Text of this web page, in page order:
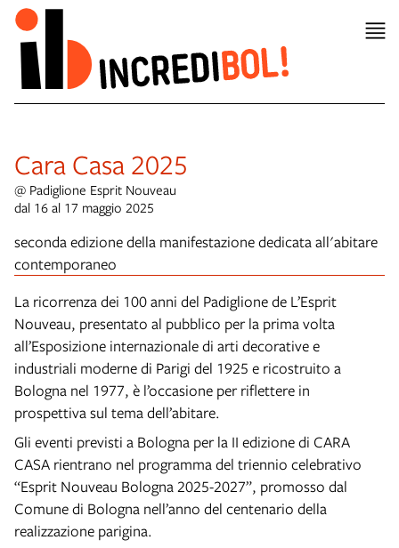
Cara Casa 2025
@ Padiglione Esprit Nouveau
dal 16 al 17 maggio 2025
seconda edizione della manifestazione dedicata all'abitare
contemporaneo
La ricorrenza dei 100 anni del Padiglione de L’Esprit
Nouveau, presentato al pubblico per la prima volta
all’Esposizione internazionale di arti decorative e
industriali moderne di Parigi del 1925 e ricostruito a
Bologna nel 1977, è l’occasione per riflettere in
prospettiva sul tema dell’abitare.
Gli eventi previsti a Bologna per la II edizione di CARA
CASA rientrano nel programma del triennio celebrativo
“Esprit Nouveau Bologna 2025-2027”, promosso dal
Comune di Bologna nell’anno del centenario della
realizzazione parigina.